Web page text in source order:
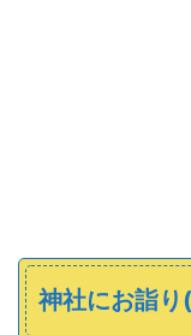
神社にお詣